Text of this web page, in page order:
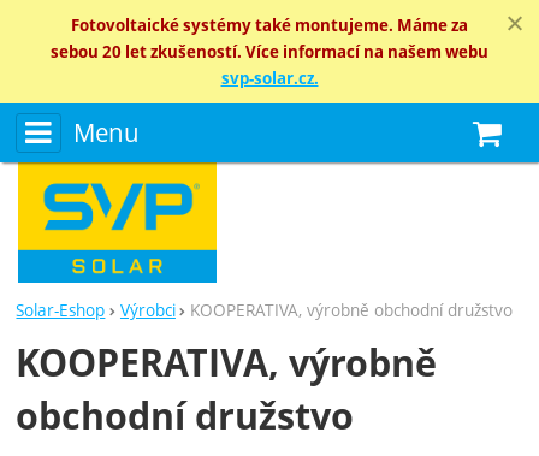
Fotovoltaické systémy také montujeme. Máme za
sebou 20 let zkušeností. Více informací na našem webu
svp-solar.cz.
Menu
Solar-Eshop Výrobci KOOPERATIVA, výrobně obchodní družstvo
KOOPERATIVA, výrobně
obchodní družstvo